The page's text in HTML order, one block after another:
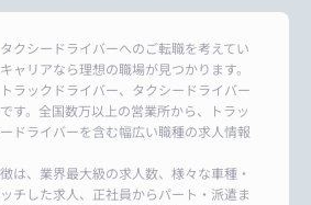
クシードライバーへのご転職を考えてい
ャリアなら理想の職場が見つかります。
ラックドライバー、タクシードライバー
す。全国数万以上の営業所から、トラッ
ドライバーを含む幅広い職種の求人情報
は、業界最大級の求人数、様々な車種・
チした求人、正社員からパート・派遣ま